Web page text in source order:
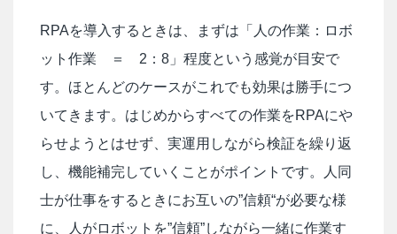
RPAを導入するときは、まずは「人の作業：ロボ
ット作業 ＝ 2：8」程度という感覚が目安で
す。ほとんどのケースがこれでも効果は勝手につ
いてきます。はじめからすべての作業をRPAにや
らせようとはせず、実運用しながら検証を繰り返
し、機能補完していくことがポイントです。人同
士が仕事をするときにお互いの”信頼“が必要な様
に、人がロボットを”信頼”しながら一緒に作業す